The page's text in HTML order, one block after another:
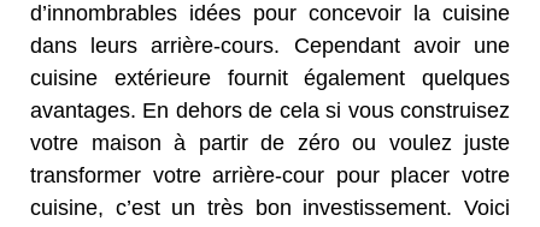
d’innombrables idées pour concevoir la cuisine
dans leurs arrière-cours. Cependant avoir une
cuisine extérieure fournit également quelques
avantages. En dehors de cela si vous construisez
votre maison à partir de zéro ou voulez juste
transformer votre arrière-cour pour placer votre
cuisine, c’est un très bon investissement. Voici